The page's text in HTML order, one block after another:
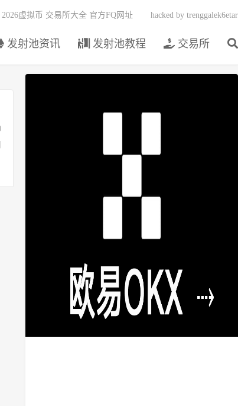
发射池资讯 发射池教程 交易所
2026虚拟币 交易所大全 官方FQ网址 hacked by trenggalek6etar